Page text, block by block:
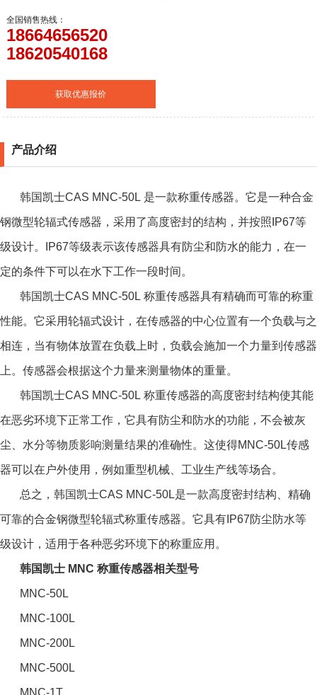
全国销售热线：
18664656520
18620540168
获取优惠报价
产品介绍
韩国凯士CAS MNC-50L 是一款称重传感器。它是一种合金
钢微型轮辐式传感器，采用了高度密封的结构，并按照IP67等
级设计。IP67等级表示该传感器具有防尘和防水的能力，在一
定的条件下可以在水下工作一段时间。
韩国凯士CAS MNC-50L 称重传感器具有精确而可靠的称重
性能。它采用轮辐式设计，在传感器的中心位置有一个负载与之
相连，当有物体放置在负载上时，负载会施加一个力量到传感器
上。传感器会根据这个力量来测量物体的重量。
韩国凯士CAS MNC-50L 称重传感器的高度密封结构使其能
在恶劣环境下正常工作，它具有防尘和防水的功能，不会被灰
尘、水分等物质影响测量结果的准确性。这使得MNC-50L传感
器可以在户外使用，例如重型机械、工业生产线等场合。
总之，韩国凯士CAS MNC-50L是一款高度密封结构、精确
可靠的合金钢微型轮辐式称重传感器。它具有IP67防尘防水等
级设计，适用于各种恶劣环境下的称重应用。
韩国凯士 MNC 称重传感器相关型号
MNC-50L
MNC-100L
MNC-200L
MNC-500L
MNC-1T